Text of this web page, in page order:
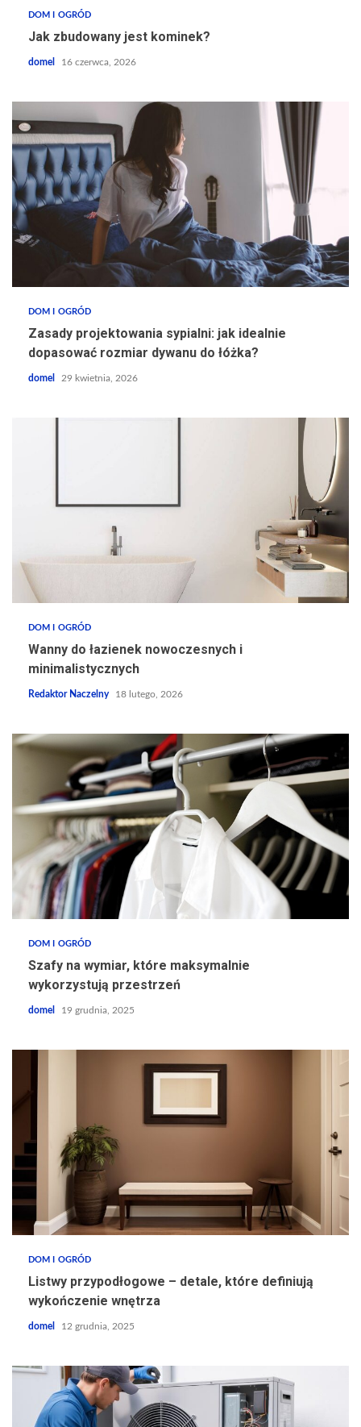
DOM I OGRÓD
Jak zbudowany jest kominek?
domel 16 czerwca, 2026
DOM I OGRÓD
Zasady projektowania sypialni: jak idealnie
dopasować rozmiar dywanu do łóżka?
domel 29 kwietnia, 2026
DOM I OGRÓD
Wanny do łazienek nowoczesnych i
minimalistycznych
Redaktor Naczelny 18 lutego, 2026
DOM I OGRÓD
Szafy na wymiar, które maksymalnie
wykorzystują przestrzeń
domel 19 grudnia, 2025
DOM I OGRÓD
Listwy przypodłogowe – detale, które definiują
wykończenie wnętrza
domel 12 grudnia, 2025